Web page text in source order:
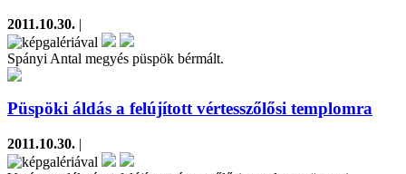
2011.10.30. |
Spányi Antal megyés püspök bérmált.
Püspöki áldás a felújított vértesszőlősi templomra
2011.10.30. |